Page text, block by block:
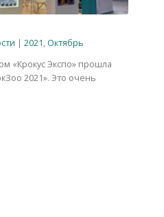
| 2021, Октябрь
«Крокус Экспо» прошла
2021». Это очень